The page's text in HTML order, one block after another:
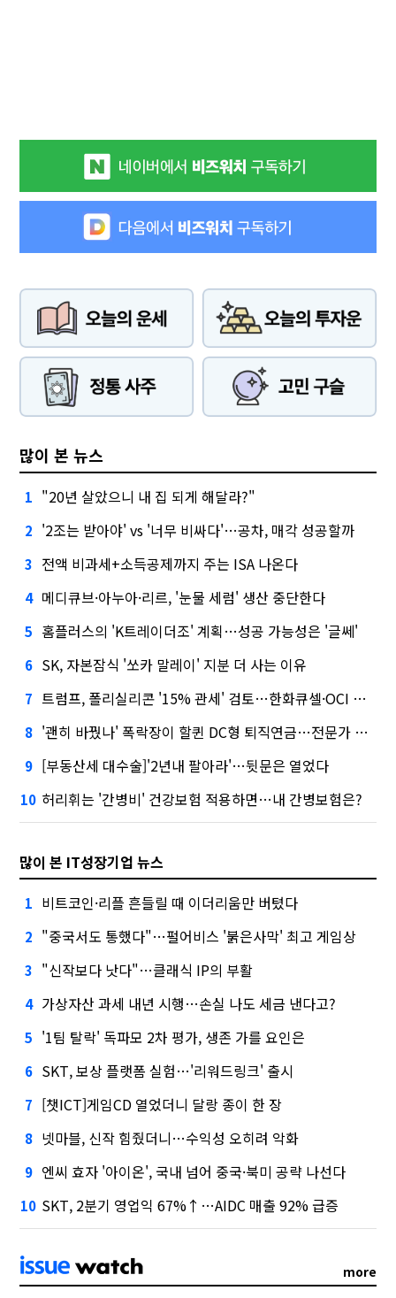
많이 본 뉴스
1 "20년 살았으니 내 집 되게 해달라?"
2 '2조는 받아야' vs '너무 비싸다'…공차, 매각 성공할까
3 전액 비과세+소득공제까지 주는 ISA 나온다
4 메디큐브·아누아·리르, '눈물 세럼' 생산 중단한다
5 홈플러스의 'K트레이더조' 계획…성공 가능성은 '글쎄'
6 SK, 자본잠식 '쏘카 말레이' 지분 더 사는 이유
7 트럼프, 폴리실리콘 '15% 관세' 검토…한화큐셀·OCI 영향은?
8 '괜히 바꿨나' 폭락장이 할퀸 DC형 퇴직연금…전문가 조언은
9 [부동산세 대수술]'2년내 팔아라'…뒷문은 열었다
10 허리휘는 '간병비' 건강보험 적용하면…내 간병보험은?
많이 본 IT성장기업 뉴스
1 비트코인·리플 흔들릴 때 이더리움만 버텼다
2 "중국서도 통했다"…펄어비스 '붉은사막' 최고 게임상
3 "신작보다 낫다"…클래식 IP의 부활
4 가상자산 과세 내년 시행…손실 나도 세금 낸다고?
5 '1팀 탈락' 독파모 2차 평가, 생존 가를 요인은
6 SKT, 보상 플랫폼 실험…'리워드링크' 출시
7 [챗ICT]게임CD 열었더니 달랑 종이 한 장
8 넷마블, 신작 힘줬더니…수익성 오히려 악화
9 엔씨 효자 '아이온', 국내 넘어 중국·북미 공략 나선다
10 SKT, 2분기 영업익 67%↑…AIDC 매출 92% 급증
more